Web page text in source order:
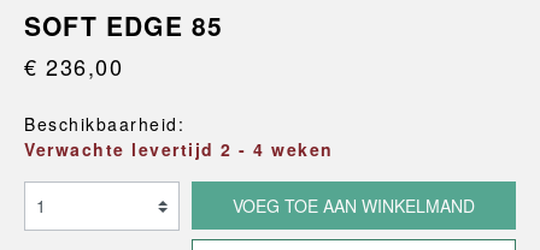
SOFT EDGE 85
€ 236,00
Beschikbaarheid:
Verwachte levertijd 2 - 4 weken
VOEG TOE AAN WINKELMAND